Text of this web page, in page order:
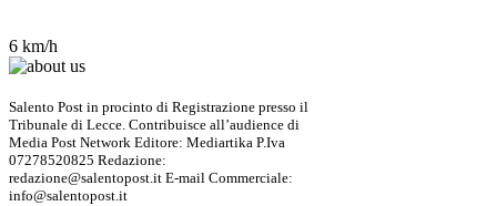
6 km/h
Salento Post in procinto di Registrazione presso il
Tribunale di Lecce. Contribuisce all’audience di
Media Post Network Editore: Mediartika P.Iva
07278520825 Redazione:
redazione@salentopost.it E-mail Commerciale:
info@salentopost.it